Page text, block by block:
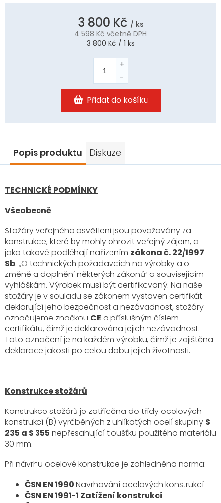
3 800 Kč / ks
4 598 Kč včetně DPH
Měrná
3 800 Kč / 1 ks
Přidat do košíku
Popis produktu Diskuze
TECHNICKÉ PODMÍNKY
Všeobecně
Stožáry veřejného osvětlení jsou považovány za
konstrukce, které by mohly ohrozit veřejný zájem, a
jako takové podléhají nařízením zákona č. 22/1997
Sb. „O technických požadavcích na výrobky a o
změně a doplnění některých zákonů“ a souvisejícím
vyhláškám. Výrobek musí být certifikovaný. Na naše
stožáry je v souladu se zákonem vystaven certifikát
deklarující jeho bezpečnost a nezávadnost, stožáry
označujeme značkou CE a příslušným číslem
certifikátu, čímž je deklarována jejich nezávadnost.
Toto označení je na každém výrobku, čímž je zajištěna
deklarace jakosti po celou dobu jejich životnosti.
Konstrukce stožárů
Konstrukce stožárů je zatříděna do třídy ocelových
konstrukcí (B) vyráběných z uhlíkatých ocelí skupiny S
235 a S 355 nepřesahující tloušťku použitého materiálu
30 mm.
Při návrhu ocelové konstrukce je zohledněna norma:
ČSN EN 1990 Navrhování ocelových konstrukcí
ČSN EN 1991-1 Zatížení konstrukcí